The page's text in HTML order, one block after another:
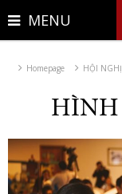
MENU
Homepage HỘI